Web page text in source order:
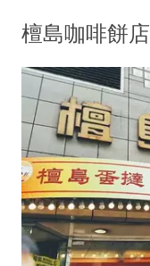
檀島咖啡餅店